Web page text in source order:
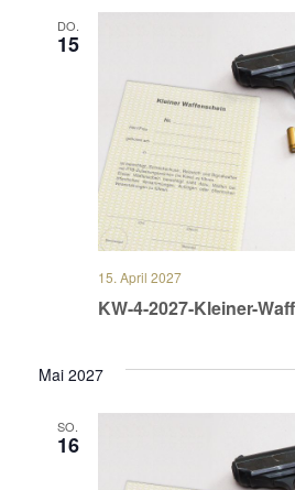
DO.
15
KW-4-2027-Kleiner-
15. April 2027
Mai 2027
SO.
16